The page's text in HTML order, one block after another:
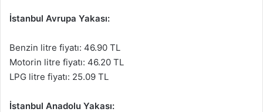
İstanbul Avrupa Yakası:
Benzin litre fiyatı: 46.90 TL
Motorin litre fiyatı: 46.20 TL
LPG litre fiyatı: 25.09 TL
İstanbul Anadolu Yakası: